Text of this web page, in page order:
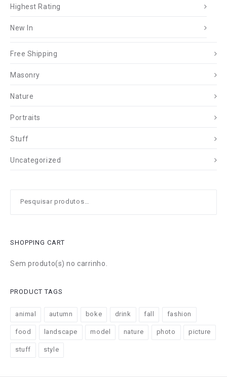
Highest Rating
New In
Free Shipping
Masonry
Nature
Portraits
Stuff
Uncategorized
por:
SHOPPING CART
Sem produto(s) no carrinho.
PRODUCT TAGS
animal autumn boke drink fall fashion
food landscape model nature photo picture
stuff style